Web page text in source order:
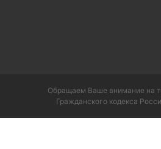
Обращаем Ваше внимание на
Гражданского кодекса